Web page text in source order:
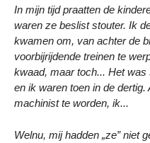
In mijn tijd praatten de
waren ze beslist stouter. Ik
kwamen om, van achter de
voorbijrijdende treinen te
kwaad, maar toch... Het was
en ik waren toen in de
machinist te worden, ik...
Welnu, mij hadden „ze” niet